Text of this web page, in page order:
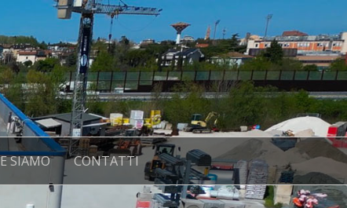
SIAMO CONTATTI